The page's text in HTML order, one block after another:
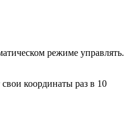
режиме управлять.
координаты раз в 10